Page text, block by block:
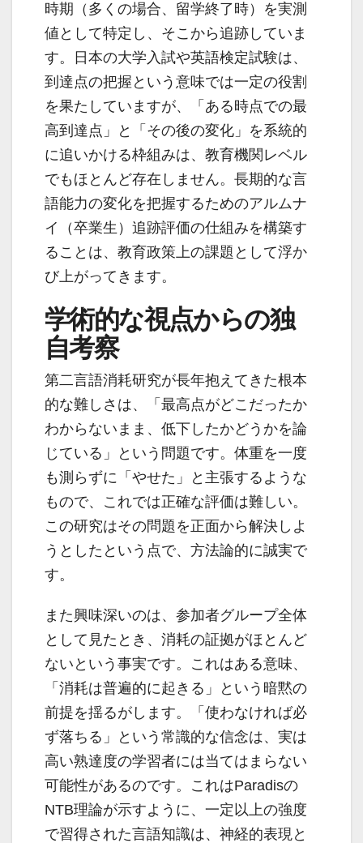
時期（多くの場合、留学終了時）を実測
値として特定し、そこから追跡していま
す。日本の大学入試や英語検定試験は、
到達点の把握という意味では一定の役割
を果たしていますが、「ある時点での最
高到達点」と「その後の変化」を系統的
に追いかける枠組みは、教育機関レベル
でもほとんど存在しません。長期的な言
語能力の変化を把握するためのアルムナ
イ（卒業生）追跡評価の仕組みを構築す
ることは、教育政策上の課題として浮か
び上がってきます。
学術的な視点からの独
自考察
第二言語消耗研究が長年抱えてきた根本
的な難しさは、「最高点がどこだったか
わからないまま、低下したかどうかを論
じている」という問題です。体重を一度
も測らずに「やせた」と主張するような
もので、これでは正確な評価は難しい。
この研究はその問題を正面から解決しよ
うとしたという点で、方法論的に誠実で
す。
また興味深いのは、参加者グループ全体
として見たとき、消耗の証拠がほとんど
ないという事実です。これはある意味、
「消耗は普遍的に起きる」という暗黙の
前提を揺るがします。「使わなければ必
ず落ちる」という常識的な信念は、実は
高い熟達度の学習者には当てはまらない
可能性があるのです。これはParadisの
NTB理論が示すように、一定以上の強度
で習得された言語知識は、神経的表現と